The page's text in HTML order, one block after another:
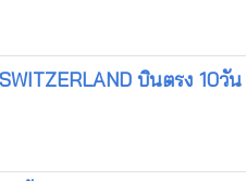
บินตรง 10วั